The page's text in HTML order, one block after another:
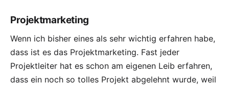
Projektmarketing
Wenn ich bisher eines als sehr wichtig erfahren habe,
dass ist es das Projektmarketing. Fast jeder
Projektleiter hat es schon am eigenen Leib erfahren,
dass ein noch so tolles Projekt abgelehnt wurde, weil